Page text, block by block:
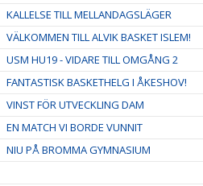
KALLELSE TILL MELLANDAGSLÄGER
VÄLKOMMEN TILL ALVIK BASKET ISLEM!
USM HU19 - VIDARE TILL OMGÅNG 2
FANTASTISK BASKETHELG I ÅKESHOV!
VINST FÖR UTVECKLING DAM
EN MATCH VI BORDE VUNNIT
NIU PÅ BROMMA GYMNASIUM